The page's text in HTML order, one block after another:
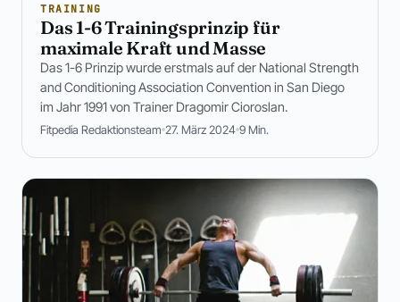
TRAINING
Das 1-6 Trainingsprinzip für
maximale Kraft und Masse
Das 1-6 Prinzip wurde erstmals auf der National Strength
and Conditioning Association Convention in San Diego
im Jahr 1991 von Trainer Dragomir Cioroslan.
Fitpedia Redaktionsteam 27. März 2024 9 Min.